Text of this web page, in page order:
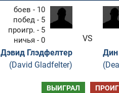
боев - 10
побед - 5
проигр. - 5
ничья - 0
Дэвид Глэдфелтер
(David Gladfelter)
VS
Дин
ВЫИГРАЛ